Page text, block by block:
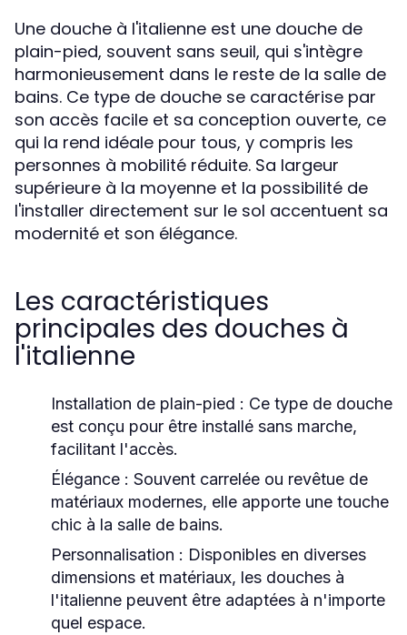
Une douche à l'italienne est une douche de
plain-pied, souvent sans seuil, qui s'intègre
harmonieusement dans le reste de la salle de
bains. Ce type de douche se caractérise par
son accès facile et sa conception ouverte, ce
qui la rend idéale pour tous, y compris les
personnes à mobilité réduite. Sa largeur
supérieure à la moyenne et la possibilité de
l'installer directement sur le sol accentuent sa
modernité et son élégance.
Les caractéristiques
principales des douches à
l'italienne
Installation de plain-pied : Ce type de douche
est conçu pour être installé sans marche,
facilitant l'accès.
Élégance : Souvent carrelée ou revêtue de
matériaux modernes, elle apporte une touche
chic à la salle de bains.
Personnalisation : Disponibles en diverses
dimensions et matériaux, les douches à
l'italienne peuvent être adaptées à n'importe
quel espace.